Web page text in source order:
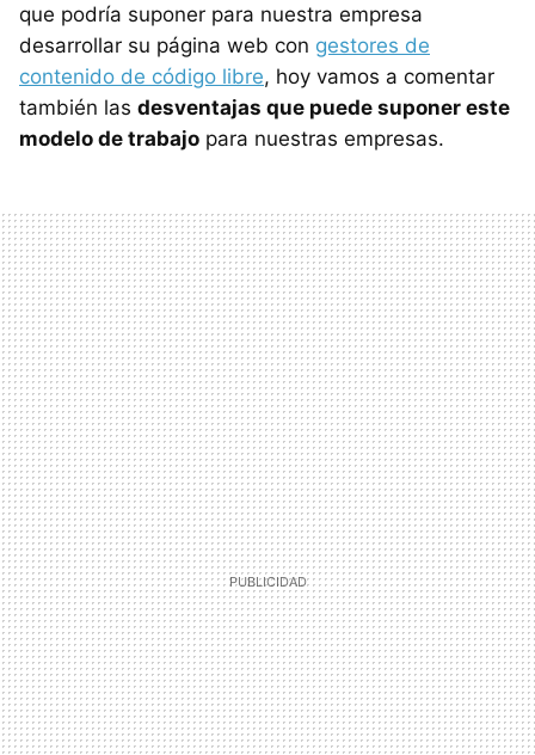
que podría suponer para nuestra empresa
desarrollar su página web con gestores de
contenido de código libre, hoy vamos a comentar
también las desventajas que puede suponer este
modelo de trabajo para nuestras empresas.